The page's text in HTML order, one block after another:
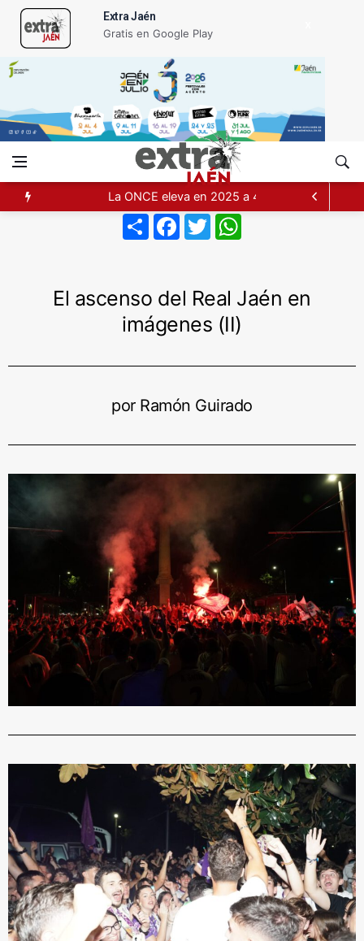
Extra Jaén
Gratis en Google Play
La ONCE eleva en 2025 a 4,07 millones su
Diputación, segundo patrocinador del Real
Share Facebook
Twitter
El ascenso del Real Jaén en
imágenes (II)
por Ramón Guirado